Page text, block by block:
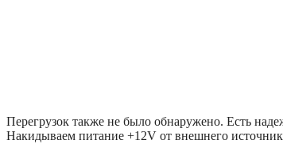
Перегрузок также не было обнаружено. Есть
Накидываем питание +12V от внешнего